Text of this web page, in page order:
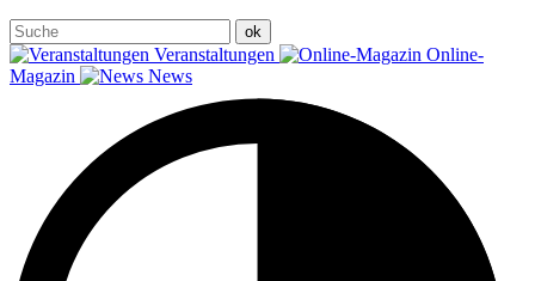
Veranstaltungen
Online-
Magazin
News